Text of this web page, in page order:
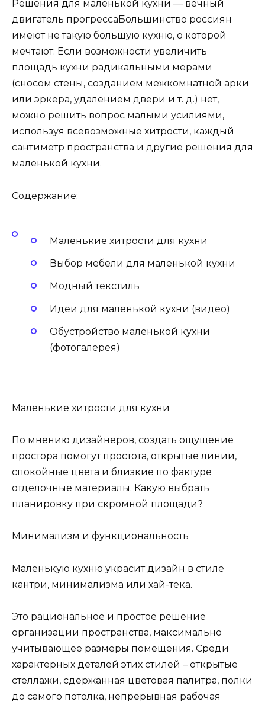
Решения для маленькой кухни — вечный
двигатель прогрессаБольшинство россиян
имеют не такую большую кухню, о которой
мечтают. Если возможности увеличить
площадь кухни радикальными мерами
(сносом стены, созданием межкомнатной арки
или эркера, удалением двери и т. д.) нет,
можно решить вопрос малыми усилиями,
используя всевозможные хитрости, каждый
сантиметр пространства и другие решения для
маленькой кухни.
Содержание:
Маленькие хитрости для кухни
Выбор мебели для маленькой кухни
Модный текстиль
Идеи для маленькой кухни (видео)
Обустройство маленькой кухни
(фотогалерея)
Маленькие хитрости для кухни
По мнению дизайнеров, создать ощущение
простора помогут простота, открытые линии,
спокойные цвета и близкие по фактуре
отделочные материалы. Какую выбрать
планировку при скромной площади?
Минимализм и функциональность
Маленькую кухню украсит дизайн в стиле
кантри, минимализма или хай-тека.
Это рациональное и простое решение
организации пространства, максимально
учитывающее размеры помещения. Среди
характерных деталей этих стилей – открытые
стеллажи, сдержанная цветовая палитра, полки
до самого потолка, непрерывная рабочая